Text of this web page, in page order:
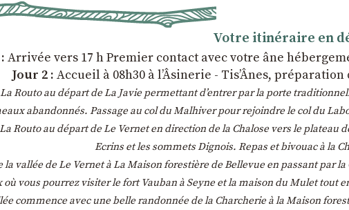
Votre itinéraire en
Arrivée vers 17 h Premier contact avec votre âne
Jour 2 : Accueil à 08h30 à l’Âsinerie - Tis’Ânes,
Routo au départ de La Javie permettant d’entrer par la porte
abandonnés. Passage au col du Malhiver pour rejoindre le col du
Routo au départ de Le Vernet en direction de la Chalose vers le
Ecrins et les sommets Dignois. Repas et bivouac à la
la vallée de Le Vernet à La Maison forestière de Bellevue en passant par
vous pourrez visiter le fort Vauban à Seyne et la maison du Mulet tout
commence avec une belle randonnée de la Charcherie à la Maison